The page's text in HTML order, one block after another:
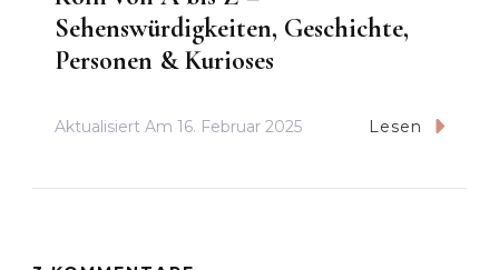
Sehenswürdigkeiten, Geschichte,
Personen & Kurioses
Aktualisiert Am 16. Februar 2025 Lesen